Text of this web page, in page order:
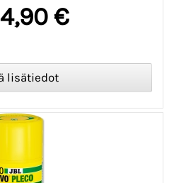
4,90 €